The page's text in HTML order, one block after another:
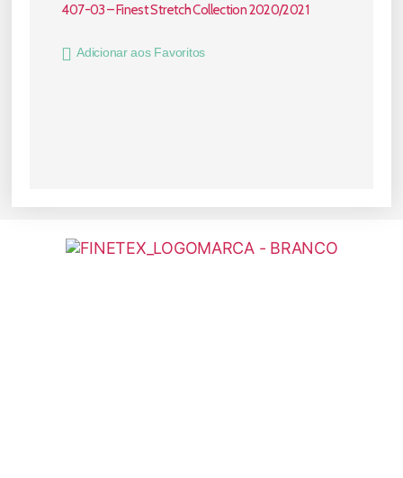
407-03 – Finest Stretch Collection 2020/2021
Adicionar aos Favoritos